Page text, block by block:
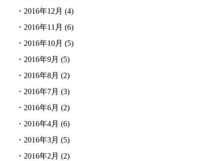
・2016年12月 (4)
・2016年11月 (6)
・2016年10月 (5)
・2016年9月 (5)
・2016年8月 (2)
・2016年7月 (3)
・2016年6月 (2)
・2016年4月 (6)
・2016年3月 (5)
・2016年2月 (2)